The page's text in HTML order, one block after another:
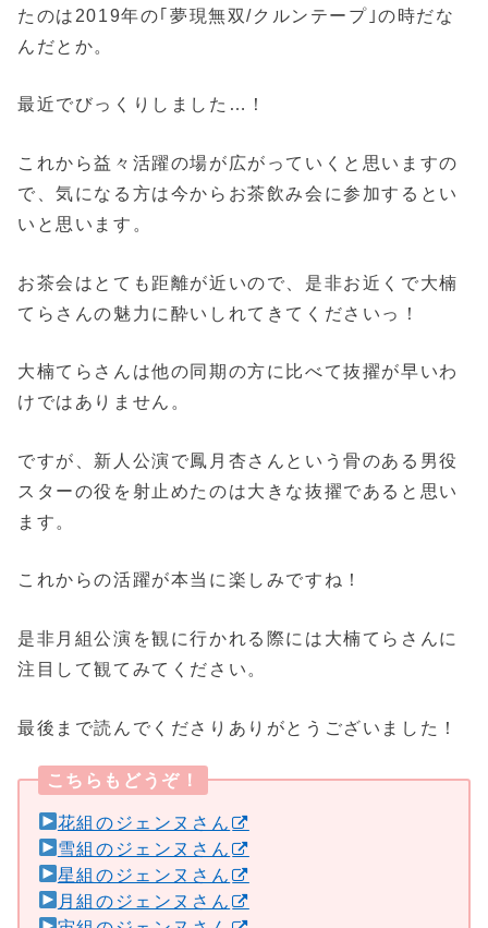
たのは2019年の｢夢現無双/クルンテープ｣の時だな
んだとか。
最近でびっくりしました…！
これから益々活躍の場が広がっていくと思いますの
で、気になる方は今からお茶飲み会に参加するとい
いと思います。
お茶会はとても距離が近いので、是非お近くで大楠
てらさんの魅力に酔いしれてきてくださいっ！
大楠てらさんは他の同期の方に比べて抜擢が早いわ
けではありません。
ですが、新人公演で鳳月杏さんという骨のある男役
スターの役を射止めたのは大きな抜擢であると思い
ます。
これからの活躍が本当に楽しみですね！
是非月組公演を観に行かれる際には大楠てらさんに
注目して観てみてください。
最後まで読んでくださりありがとうございました！
こちらもどうぞ！
花組のジェンヌさん
雪組のジェンヌさん
星組のジェンヌさん
月組のジェンヌさん